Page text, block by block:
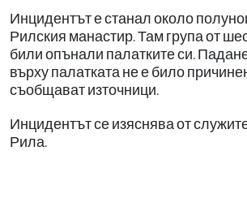
Инцидентът е станал около
Рилския манастир. Там група от
били опънали палатките си.
върху палатката не е било
съобщават източници.
Инцидентът се изяснява от
Рила.